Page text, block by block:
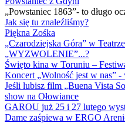
„Powstaniec 1863”- to długo
Jak się tu znaleźliśmy?
Piękna Zośka
„Czarodziejska Góra” w
„WYZWOLENIE”...?
Święto kina w Toruniu –
Koncert „Wolność jest w nas”
Jeśli lubisz film „Buena Vista
show na Ołowiance
GAROU już 25 i 27 lutego
Dame zaśpiewa w ERGO